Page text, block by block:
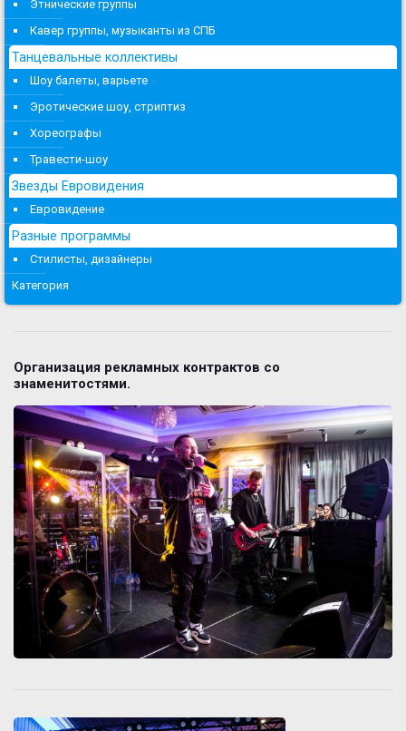
Этнические группы
Кавер группы, музыканты из СПБ
Танцевальные коллективы
Шоу балеты, варьете
Эротические шоу, стриптиз
Хореографы
Травести-шоу
Звезды Евровидения
Евровидение
Разные программы
Стилисты, дизайнеры
Категория
Организация рекламных контрактов со
знаменитостями.